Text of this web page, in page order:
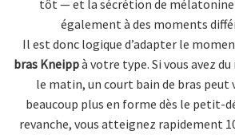
tôt — et la sécrétion de
également à des moments
Il est donc logique d’adapter le
bras Kneippà votre type. Si vous avez
le matin, un court bain de bras peut
beaucoup plus en forme dès le petit-
revanche, vous atteignez rapidement